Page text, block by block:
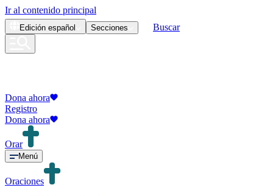
Ir al contenido principal
Edición español Secciones Buscar
Dona ahora
Registro
Dona ahora
Orar
Menú
Oraciones